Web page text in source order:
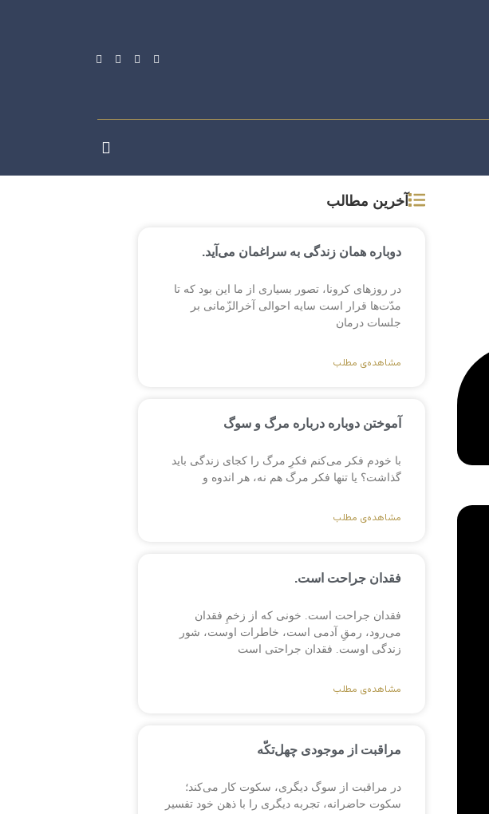
آخرین مطالب
دوباره همان زندگی به سراغمان می‌آید.
در روزهای کرونا، تصور بسیاری از ما این بود که تا
مدّت‌ها قرار است سایه احوالی آخرالزّمانی بر
جلسات درمان
مشاهده‌ی مطلب
آموختن دوباره درباره مرگ و سوگ
با خودم فکر می‌کنم فکرِ مرگ را کجای زندگی باید
گذاشت؟ یا تنها فکر مرگ هم نه، هر اندوه و
مشاهده‌ی مطلب
فقدان جراحت است.
فقدان جراحت است. خونی که از زخمِ فقدان
می‌رود، رمقِ آدمی است، خاطرات اوست، شور
زندگی اوست. فقدان جراحتی است
مشاهده‌ی مطلب
مراقبت از موجودی چهل‌تکّه
در مراقبت از سوگ دیگری، سکوت کار می‌کند؛
سکوت حاضرانه، تجربه دیگری را با ذهن خود تفسیر